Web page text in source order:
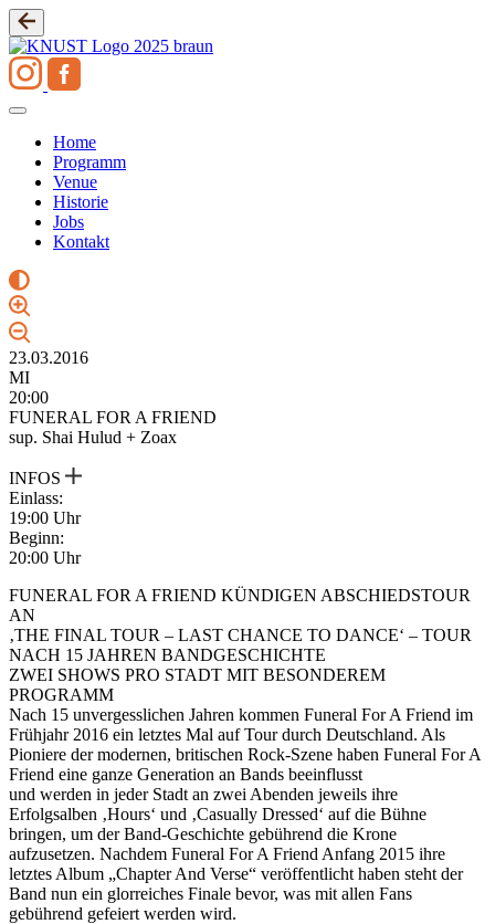
Zum
Inhalt
springen
Home
Programm
Venue
Historie
Jobs
Kontakt
23.03.2016
MI
20:00
FUNERAL FOR A FRIEND
sup. Shai Hulud + Zoax
INFOS
Einlass:
19:00 Uhr
Beginn:
20:00 Uhr
FUNERAL FOR A FRIEND KÜNDIGEN ABSCHIEDSTOUR
AN
‚THE FINAL TOUR – LAST CHANCE TO DANCE‘ – TOUR
NACH 15 JAHREN BANDGESCHICHTE
ZWEI SHOWS PRO STADT MIT BESONDEREM
PROGRAMM
Nach 15 unvergesslichen Jahren kommen Funeral For A Friend im
Frühjahr 2016 ein letztes Mal auf Tour durch Deutschland. Als
Pioniere der modernen, britischen Rock-Szene haben Funeral For A
Friend eine ganze Generation an Bands beeinflusst
und werden in jeder Stadt an zwei Abenden jeweils ihre
Erfolgsalben ‚Hours‘ und ‚Casually Dressed‘ auf die Bühne
bringen, um der Band-Geschichte gebührend die Krone
aufzusetzen. Nachdem Funeral For A Friend Anfang 2015 ihre
letztes Album „Chapter And Verse“ veröffentlicht haben steht der
Band nun ein glorreiches Finale bevor, was mit allen Fans
gebührend gefeiert werden wird.